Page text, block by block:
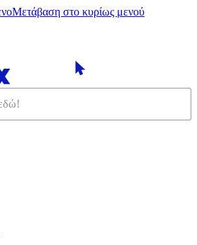
Μετάβαση στο κυρίως μενού